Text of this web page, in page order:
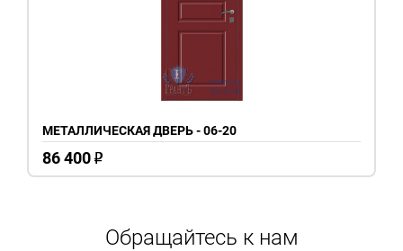
МЕТАЛЛИЧЕСКАЯ ДВЕРЬ - 06-20
86 400 o
Обращайтесь к нам